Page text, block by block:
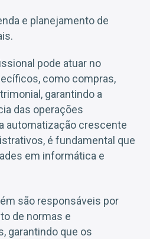
e planejamento de
pode atuar no
como compras,
garantindo a
das operações
automatização crescente
é fundamental que
em informática e
são responsáveis por
de normas e
garantindo que os